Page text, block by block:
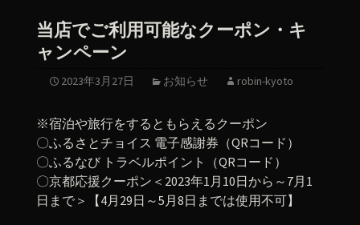
当店でご利用可能なクーポン・キ
ャンペーン
2023年3月27日 お知らせ robin-kyoto
※宿泊や旅行をするともらえるクーポン
〇ふるさとチョイス 電子感謝券（QRコード）
〇ふるなび トラベルポイント（QRコード）
〇京都応援クーポン＜2023年1月10日から～7月1
日まで＞【4月29日～5月8日までは使用不可】